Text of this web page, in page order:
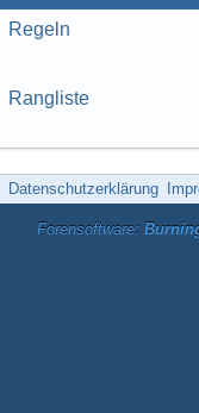
Regeln
Rangliste
Datenschutzerklärung
Forensoftware: